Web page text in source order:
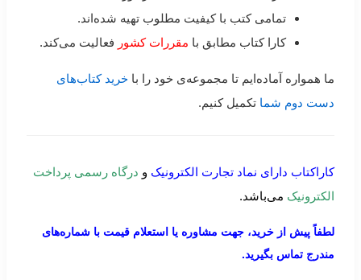
تمامی کتب با کیفیت مطلوب تهیه شده‌اند.
کارا کتاب مطابق با مقررات کشور فعالیت می‌کند.
ما همواره آماده‌ایم تا مجموعه‌ی خود را با خرید کتاب‌های
دست دوم شما تکمیل کنیم.
کاراکتاب دارای نماد تجارت الکترونیک و درگاه رسمی پرداخت
الکترونیک می‌باشد.
لطفاً پیش از خرید، جهت مشاوره یا استعلام قیمت با شماره‌های
مندرج تماس بگیرید.